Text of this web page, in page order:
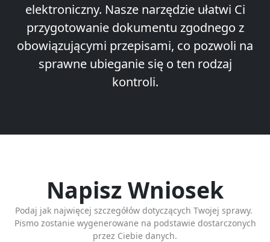
elektroniczny. Nasze narzędzie ułatwi Ci
przygotowanie dokumentu zgodnego z
obowiązującymi przepisami, co pozwoli na
sprawne ubieganie się o ten rodzaj
kontroli.
Napisz Wniosek
Podaj jak najwięcej szczegółów dotyczących Twojej sprawy.
Pismo zostanie wygenerowane na podstawie dostarczonych
przez Ciebie danych.